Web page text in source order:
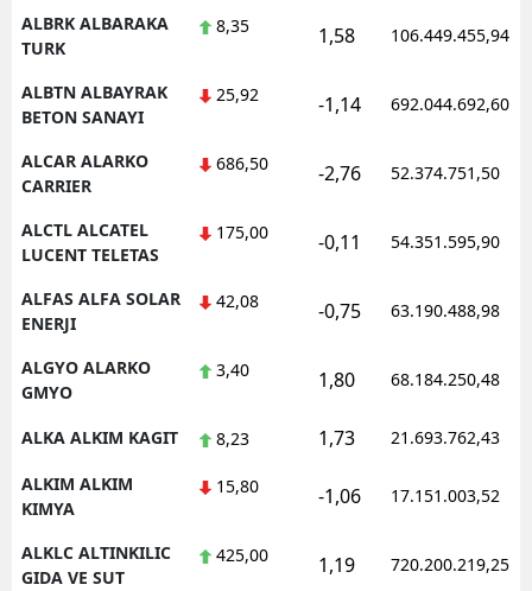
ALBRK ALBARAKA
TURK
8,35 1,58 106.449.455,94
ALBTN ALBAYRAK
BETON SANAYI
25,92 -1,14 692.044.692,60
ALCAR ALARKO
CARRIER
686,50 -2,76 52.374.751,50
ALCTL ALCATEL
LUCENT TELETAS
175,00 -0,11 54.351.595,90
ALFAS ALFA SOLAR
ENERJI
42,08 -0,75 63.190.488,98
ALGYO ALARKO
GMYO
3,40 1,80 68.184.250,48
ALKA ALKIM KAGIT 8,23 1,73 21.693.762,43
ALKIM ALKIM
KIMYA
15,80 -1,06 17.151.003,52
ALKLC ALTINKILIC
GIDA VE SUT
425,00 1,19 720.200.219,25